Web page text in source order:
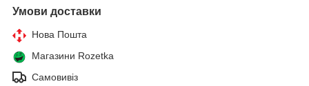
Умови доставки
Нова Пошта
Магазини Rozetka
Самовивіз